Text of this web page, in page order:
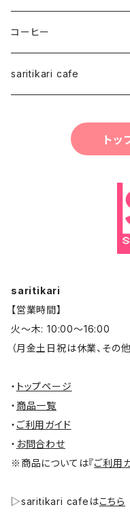
スタッフ
コーヒー
saritikariブレンドコーヒー豆
saritikari cafe
トッ
saritikari
【営業時間】
火～木: 10:00～16:00
（月金土日祝は休業、その
・ トップページ
・ 商品一覧
・ ご利用ガイド
・ お問合わせ
※商品については『ご利用
▷saritikari cafeはこちら